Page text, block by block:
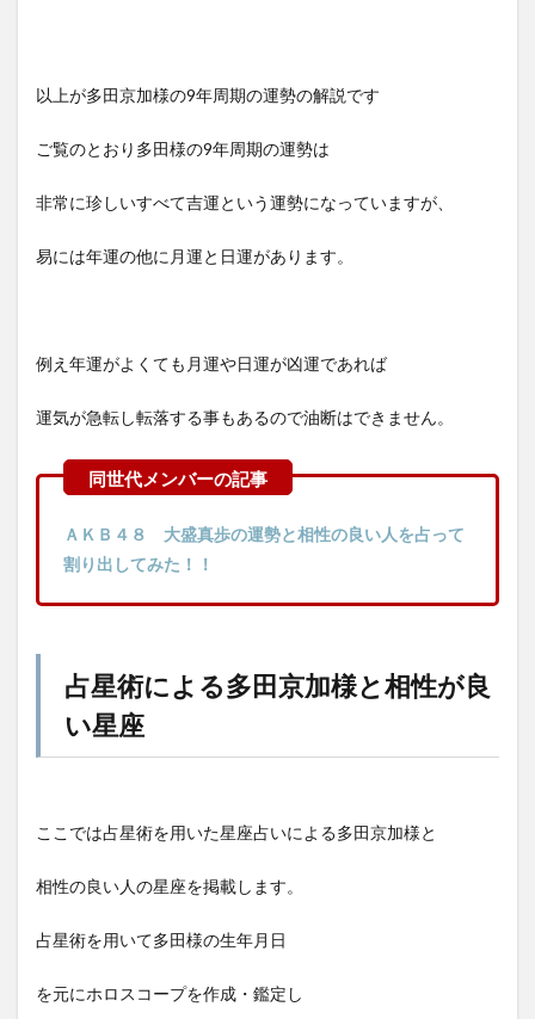
以上が多田京加様の9年周期の運勢の解説です
ご覧のとおり多田様の9年周期の運勢は
非常に珍しいすべて吉運という運勢になっていますが、
易には年運の他に月運と日運があります。
例え年運がよくても月運や日運が凶運であれば
運気が急転し転落する事もあるので油断はできません。
ＡＫＢ４８ 大盛真歩の運勢と相性の良い人を占って
割り出してみた！！
占星術による多田京加様と相性が良
い星座
ここでは占星術を用いた星座占いによる多田京加様と
相性の良い人の星座を掲載します。
占星術を用いて多田様の生年月日
を元にホロスコープを作成・鑑定し